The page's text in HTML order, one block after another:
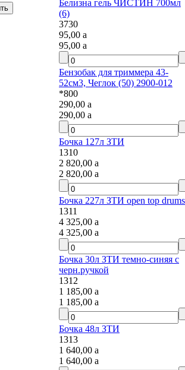
Белизна гель ЧИСТИН 700мл
(6)
3730
95,00a
95,00a
Бензобак для триммера 43-
52см3, Чеглок (50) 2900-012
*800
290,00a
290,00a
Бочка 127л ЗТИ
1310
2 820,00a
2 820,00a
Бочка 227л ЗТИ open top drums
1311
4 325,00a
4 325,00a
Бочка 30л ЗТИ темно-синяя с
черн.ручкой
1312
1 185,00a
1 185,00a
Бочка 48л ЗТИ
1313
1 640,00a
1 640,00a